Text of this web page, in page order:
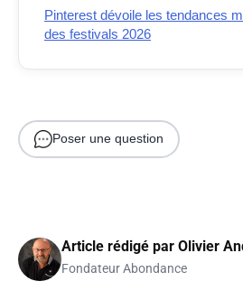
Pinterest dévoile les tendances
des festivals 2026
Poser une question
Article rédigé par Olivier
Fondateur Abondance